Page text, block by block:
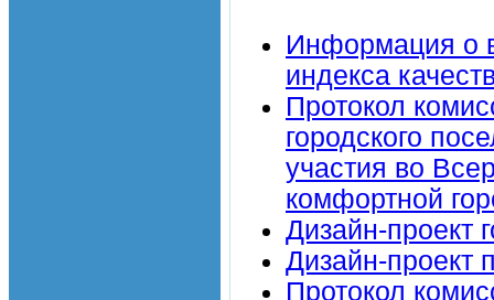
Информация о
индекса
Протокол
городского
участия во
комфортной
Дизайн-проект
Дизайн-
Протокол